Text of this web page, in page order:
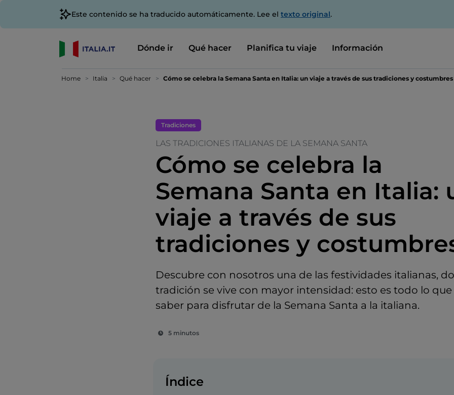
Este contenido se ha traducido automáticamente. Lee el texto original.
Dónde ir Qué hacer Planifica tu viaje Información
Home Italia Qué hacer Cómo se celebra la Semana Santa en Italia: un viaje a través de sus tradiciones y costumbres
Tradiciones
LAS TRADICIONES ITALIANAS DE LA SEMANA SANTA
Cómo se celebra la
Semana Santa en Italia:
viaje a través de sus
tradiciones y
Descubre con nosotros una de las festividades italianas,
tradición se vive con mayor intensidad: esto es todo lo
saber para disfrutar de la Semana Santa a la italiana.
5 minutos
Índice